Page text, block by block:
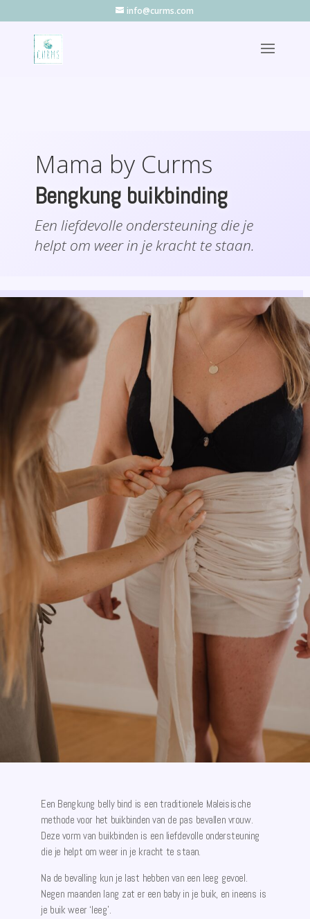
info@curms.com
Mama by Curms
Bengkung buikbinding
Een liefdevolle ondersteuning die je
helpt om weer in je kracht te staan.
Een Bengkung belly bind is een traditionele Maleisische
methode voor het buikbinden van de pas bevallen vrouw.
Deze vorm van buikbinden is een liefdevolle ondersteuning
die je helpt om weer in je kracht te staan.
Na de bevalling kun je last hebben van een leeg gevoel.
Negen maanden lang zat er een baby in je buik, en ineens is
je buik weer ‘leeg’.